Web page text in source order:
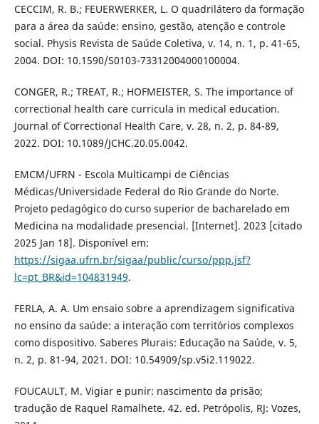
CECCIM, R. B.; FEUERWERKER, L. O quadrilátero da formação
para a área da saúde: ensino, gestão, atenção e controle
social. Physis Revista de Saúde Coletiva, v. 14, n. 1, p. 41-65,
2004. DOI: 10.1590/S0103-73312004000100004.
CONGER, R.; TREAT, R.; HOFMEISTER, S. The importance of
correctional health care curricula in medical education.
Journal of Correctional Health Care, v. 28, n. 2, p. 84-89,
2022. DOI: 10.1089/JCHC.20.05.0042.
EMCM/UFRN - Escola Multicampi de Ciências
Médicas/Universidade Federal do Rio Grande do Norte.
Projeto pedagógico do curso superior de bacharelado em
Medicina na modalidade presencial. [Internet]. 2023 [citado
2025 Jan 18]. Disponível em:
https://sigaa.ufrn.br/sigaa/public/curso/ppp.jsf?
lc=pt_BR&id=104831949.
FERLA, A. A. Um ensaio sobre a aprendizagem significativa
no ensino da saúde: a interação com territórios complexos
como dispositivo. Saberes Plurais: Educação na Saúde, v. 5,
n. 2, p. 81-94, 2021. DOI: 10.54909/sp.v5i2.119022.
FOUCAULT, M. Vigiar e punir: nascimento da prisão;
tradução de Raquel Ramalhete. 42. ed. Petrópolis, RJ: Vozes,